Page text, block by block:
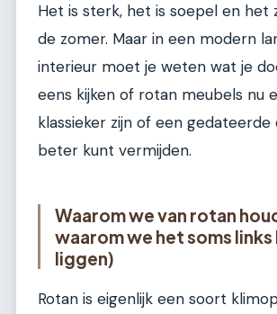
Het is sterk, het is soepel en het
de zomer. Maar in een modern
interieur moet je weten wat je
eens kijken of rotan meubels nu
klassieker zijn of een gedateerde
beter kunt vermijden.
Waarom we van rotan
waarom we het soms links
liggen)
Rotan is eigenlijk een soort